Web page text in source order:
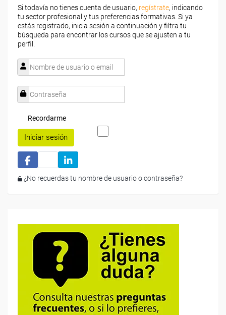
Si todavía no tienes cuenta de usuario, regístrate, indicando
tu sector profesional y tus preferencias formativas. Si ya
estás registrado, inicia sesión a continuación y filtra tu
búsqueda para encontrar los cursos que se ajusten a tu
perfil.
Recordarme
Iniciar sesión
¿No recuerdas tu nombre de usuario o contraseña?